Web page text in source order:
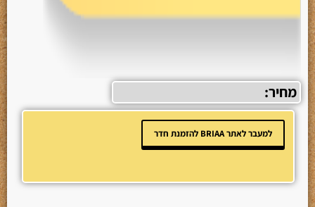
מחיר:
למעבר לאתר BRIAA להזמנת חדר